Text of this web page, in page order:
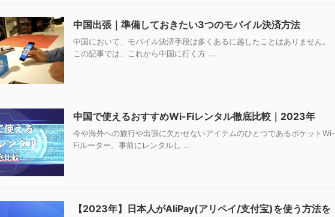
中国出張｜準備しておきたい3つのモバイル決済方法
中国において、モバイル決済手段は多くあるに越したことはありません。
この記事では、これから中国に行く方 ...
中国で使えるおすすめWi-Fiレンタル徹底比較｜2023年
今や海外への旅行や出張に欠かせないアイテムのひとつであるポケットWi-
Fiルーター。事前にレンタルし ...
【2023年】日本人がAliPay(アリペイ/支付宝)を使う方法を